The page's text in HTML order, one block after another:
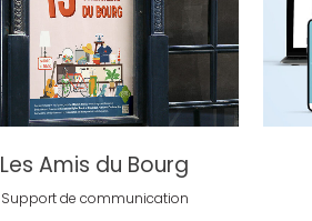
voir
Les Amis du Bourg
Support de communication